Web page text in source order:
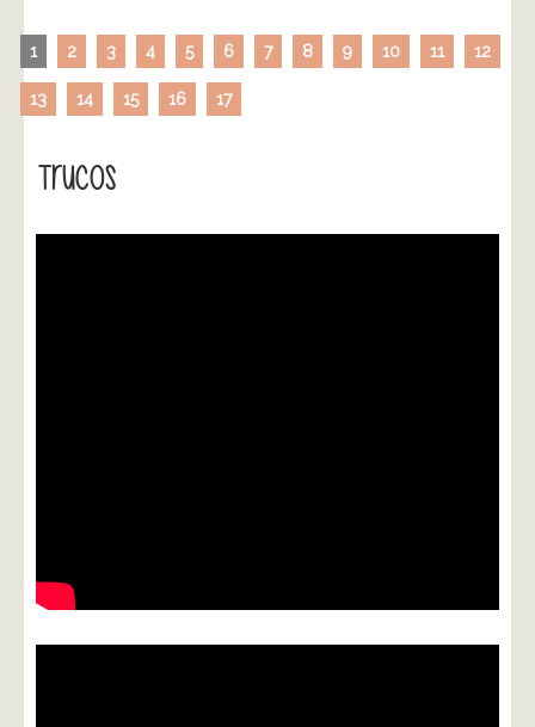
1 2 3 4 5 6 7 8 9 10 11 12
13 14 15 16 17
Trucos